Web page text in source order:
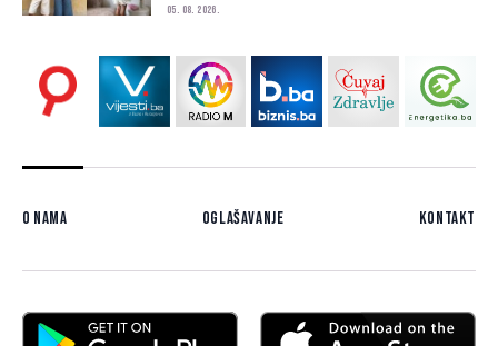
05. 08. 2026.
O nama Oglašavanje Kontakt